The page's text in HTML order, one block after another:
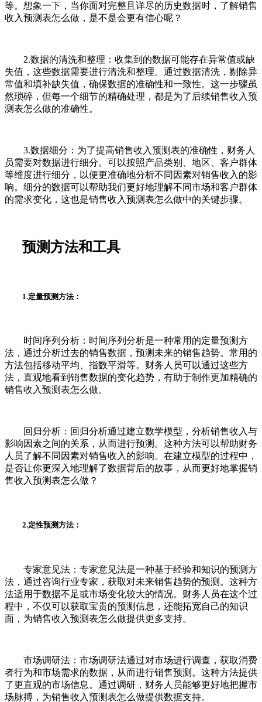
等。想象一下，当你面对完整且详尽的历史数据时，了解销售
收入预测表怎么做，是不是会更有信心呢？
2.数据的清洗和整理：收集到的数据可能存在异常值或缺
失值，这些数据需要进行清洗和整理。通过数据清洗，剔除异
常值和填补缺失值，确保数据的准确性和一致性。这一步骤虽
然琐碎，但每一个细节的精确处理，都是为了后续销售收入预
测表怎么做的准确性。
3.数据细分：为了提高销售收入预测表的准确性，财务人
员需要对数据进行细分。可以按照产品类别、地区、客户群体
等维度进行细分，以便更准确地分析不同因素对销售收入的影
响。细分的数据可以帮助我们更好地理解不同市场和客户群体
的需求变化，这也是销售收入预测表怎么做中的关键步骤。
预测方法和工具
1.定量预测方法：
时间序列分析：时间序列分析是一种常用的定量预测方
法，通过分析过去的销售数据，预测未来的销售趋势。常用的
方法包括移动平均、指数平滑等。财务人员可以通过这些方
法，直观地看到销售数据的变化趋势，有助于制作更加精确的
销售收入预测表怎么做。
回归分析：回归分析通过建立数学模型，分析销售收入与
影响因素之间的关系，从而进行预测。这种方法可以帮助财务
人员了解不同因素对销售收入的影响。在建立模型的过程中，
是否让你更深入地理解了数据背后的故事，从而更好地掌握销
售收入预测表怎么做？
2.定性预测方法：
专家意见法：专家意见法是一种基于经验和知识的预测方
法，通过咨询行业专家，获取对未来销售趋势的预测。这种方
法适用于数据不足或市场变化较大的情况。财务人员在这个过
程中，不仅可以获取宝贵的预测信息，还能拓宽自己的知识
面，为销售收入预测表怎么做提供更多支持。
市场调研法：市场调研法通过对市场进行调查，获取消费
者行为和市场需求的数据，从而进行销售预测。这种方法提供
了更直观的市场信息。通过调研，财务人员能够更好地把握市
场脉搏，为销售收入预测表怎么做提供数据支持。